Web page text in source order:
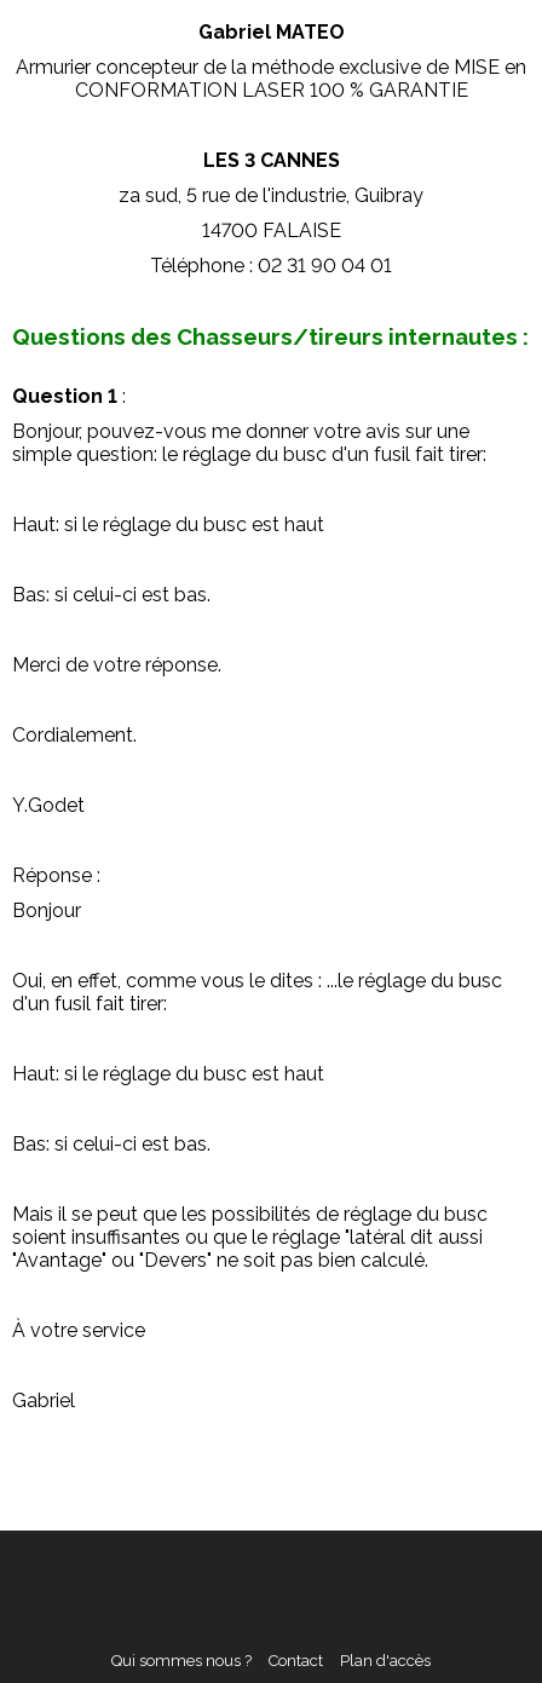
Gabriel MATEO
Armurier concepteur de la méthode exclusive de MISE en
CONFORMATION LASER 100 % GARANTIE
LES 3 CANNES
za sud, 5 rue de l'industrie, Guibray
14700 FALAISE
Téléphone : 02 31 90 04 01
Questions des Chasseurs/tireurs internautes :
Question 1 :
Bonjour, pouvez-vous me donner votre avis sur une
simple question: le réglage du busc d'un fusil fait tirer:
Haut: si le réglage du busc est haut
Bas: si celui-ci est bas.
Merci de votre réponse.
Cordialement.
Y.Godet
Réponse :
Bonjour
Oui, en effet, comme vous le dites : ...le réglage du busc
d'un fusil fait tirer:
Haut: si le réglage du busc est haut
Bas: si celui-ci est bas.
Mais il se peut que les possibilités de réglage du busc
soient insuffisantes ou que le réglage "latéral dit aussi
"Avantage" ou "Devers" ne soit pas bien calculé.
À votre service
Gabriel
Qui sommes nous ? Contact Plan d'accès